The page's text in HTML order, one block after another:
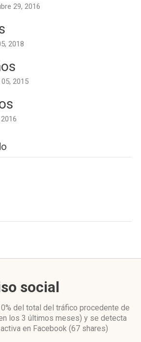
29, 2016
2018
2015
social
del total del tráfico procedente de
los 3 últimos meses) y se detecta
en Facebook (67 shares)